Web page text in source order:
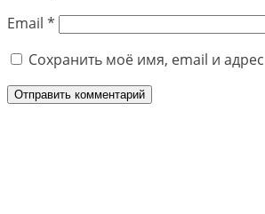
Email *
Сохранить моё имя, email и